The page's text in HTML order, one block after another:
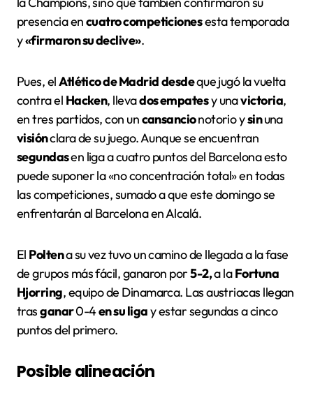
presencia encuatro competicionesesta temporada
y«firmaron su declive».
Pues, elAtlético de Madriddesdeque jugó la vuelta
contra el Hacken, llevados empatesy unavictoria,
en tres partidos, con uncansancionotorio ysinuna
visiónclara de su juego. Aunque se encuentran
segundasen liga a cuatro puntos del Barcelona esto
puede suponer la «no concentración total» en todas
las competiciones, sumado a que este domingo se
enfrentarán al Barcelona en Alcalá.
El Poltena su vez tuvo un camino de llegada a la fase
de grupos más fácil, ganaron por5-2,a laFortuna
Hjorring, equipo de Dinamarca. Las austriacas llegan
trasganar0-4en su ligay estar segundas a cinco
puntos del primero.
Posible alineación